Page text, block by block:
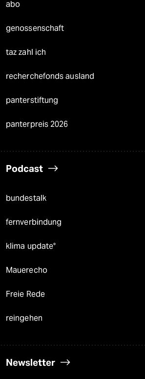
abo
genossenschaft
taz zahl ich
recherchefonds ausland
panterstiftung
panterpreis 2026
Podcast
bundestalk
fernverbindung
klima update°
Mauerecho
Freie Rede
reingehen
Newsletter